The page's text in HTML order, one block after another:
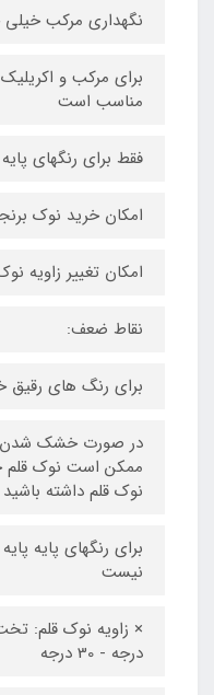
نگهداری مرکب
برای مرکب و
مناسب است
فقط برای رنگهای
امکان خرید نوک
امکان تغییر زاویه
نقاط ضعف:
برای رنگ های
در صورت خشک شدن
ممکن است نوک قلم
نوک قلم داشته باشید
برای رنگهای پایه
نیست
درجه - 30 درجه